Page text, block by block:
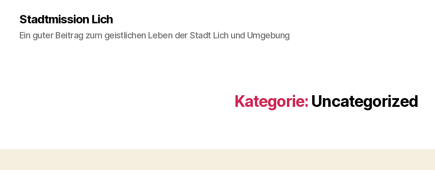
Stadtmission Lich
Ein guter Beitrag zum geistlichen Leben der Stadt Lich und Umgebung
Kategorie: Uncategorized